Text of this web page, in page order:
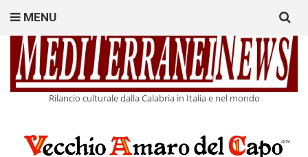
Rilancio culturale dalla Calabria in Italia e nel mondo
MENU
for: